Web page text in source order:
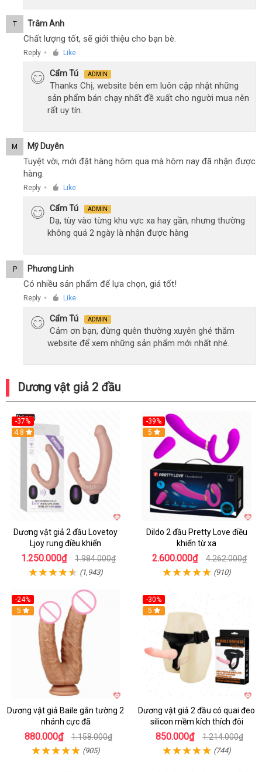
T Trâm Anh
Chất lượng tốt, sẽ giới thiệu cho bạn bè.
Reply ● Like
Cẩm Tú ADMIN
Thanks Chị, website bên em luôn cập nhật những
sản phẩm bán chạy nhất đề xuất cho người mua nên
rất uy tín.
M Mỹ Duyên
Tuyệt vời, mới đặt hàng hôm qua mà hôm nay đã nhận được
hàng.
Reply ● Like
Cẩm Tú ADMIN
Dạ, tùy vào từng khu vực xa hay gần, nhưng thường
không quá 2 ngày là nhận được hàng
P Phương Linh
Có nhiều sản phẩm để lựa chọn, giá tốt!
Reply ● Like
Cẩm Tú ADMIN
Cảm ơn bạn, đừng quên thường xuyên ghé thăm
website để xem những sản phẩm mới nhất nhé.
Dương vật giả 2 đầu
-37%
Hot
4.8
Dương vật giả 2 đầu Lovetoy
Ljoy rung điều khiển
1.250.000₫ 1.984.000₫
(1,943)
-39%
Hot
5
Dildo 2 đầu Pretty Love điều
khiển từ xa
2.600.000₫ 4.262.000₫
(910)
-24%
Hot
5
Dương vật giả Baile gắn tường 2
nhánh cực đã
880.000₫ 1.158.000₫
(905)
-30%
Hot
5
Dương vật giả 2 đầu có quai đeo
silicon mềm kích thích đôi
850.000₫ 1.214.000₫
(744)